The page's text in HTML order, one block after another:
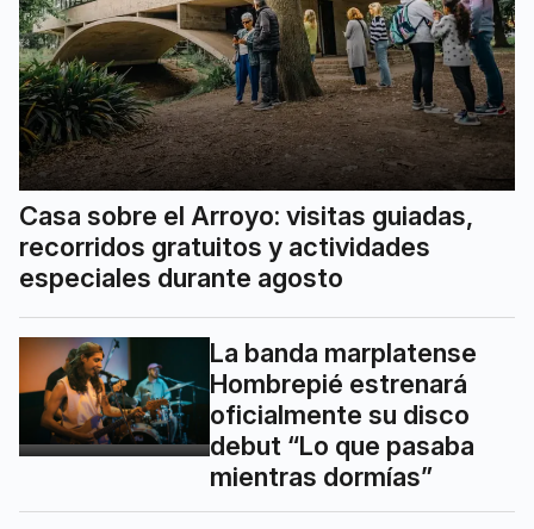
Casa sobre el Arroyo: visitas guiadas,
recorridos gratuitos y actividades
especiales durante agosto
La banda marplatense
Hombrepié estrenará
oficialmente su disco
debut “Lo que pasaba
mientras dormías”